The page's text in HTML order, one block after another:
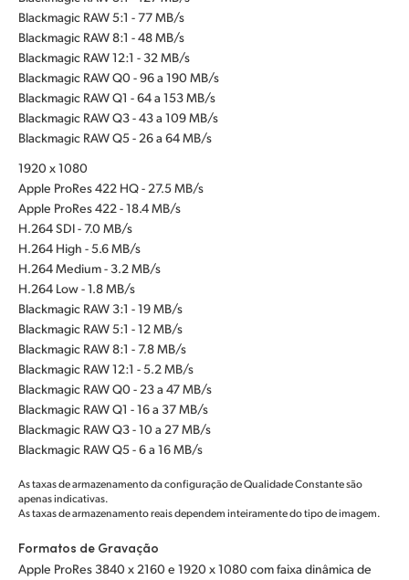
Blackmagic RAW 5:1 - 77 MB/s
Blackmagic RAW 8:1 - 48 MB/s
Blackmagic RAW 12:1 - 32 MB/s
Blackmagic RAW Q0 - 96 a 190 MB/s
Blackmagic RAW Q1 - 64 a 153 MB/s
Blackmagic RAW Q3 - 43 a 109 MB/s
Blackmagic RAW Q5 - 26 a 64 MB/s
1920 x 1080
Apple ProRes 422 HQ - 27.5 MB/s
Apple ProRes 422 - 18.4 MB/s
H.264 SDI - 7.0 MB/s
H.264 High - 5.6 MB/s
H.264 Medium - 3.2 MB/s
H.264 Low - 1.8 MB/s
Blackmagic RAW 3:1 - 19 MB/s
Blackmagic RAW 5:1 - 12 MB/s
Blackmagic RAW 8:1 - 7.8 MB/s
Blackmagic RAW 12:1 - 5.2 MB/s
Blackmagic RAW Q0 - 23 a 47 MB/s
Blackmagic RAW Q1 - 16 a 37 MB/s
Blackmagic RAW Q3 - 10 a 27 MB/s
Blackmagic RAW Q5 - 6 a 16 MB/s
As taxas de armazenamento da configuração de Qualidade Constante são
apenas indicativas.
As taxas de armazenamento reais dependem inteiramente do tipo de imagem.
Formatos de Gravação
Apple ProRes 3840 x 2160 e 1920 x 1080 com faixa dinâmica de